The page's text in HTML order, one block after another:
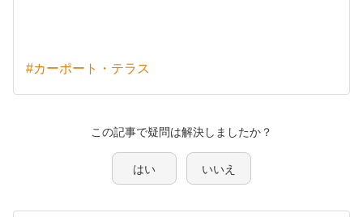
#カーポート・テラス
この記事で疑問は解決しましたか？
はい いいえ